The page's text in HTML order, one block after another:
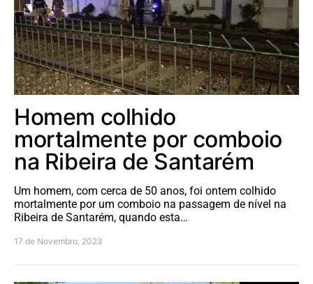
Homem colhido
mortalmente por comboio
na Ribeira de Santarém
Um homem, com cerca de 50 anos, foi ontem colhido
mortalmente por um comboio na passagem de nível na
Ribeira de Santarém, quando esta…
17 de Novembro, 2023